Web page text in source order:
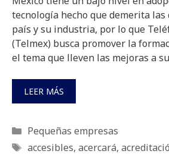
tecnología hecho que demerita las
país y su industria, por lo que
(Telmex) busca promover la
el tema que lleven las mejoras a
LEER MÁS
Categorías
Pequeñas empresas
Etiquetas
accesibles, acercará,